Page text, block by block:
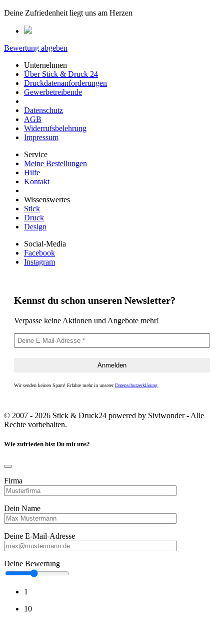
Deine Zufriedenheit liegt uns am Herzen
Bewertung abgeben
Unternehmen
Über Stick & Druck 24
Druckdatenanforderungen
Gewerbetreibende
Datenschutz
AGB
Widerrufsbelehrung
Impressum
Service
Meine Bestellungen
Hilfe
Kontakt
Wissenswertes
Stick
Druck
Design
Social-Media
Facebook
Instagram
Kennst du schon unseren Newsletter?
Verpasse keine Aktionen und Angebote mehr!
Wir senden keinen Spam! Erfahre mehr in unsererDatenschutzerklärung
© 2007 - 2026 Stick & Druck24 powered by Siviwonder - Alle
Rechte vorbehalten.
Wie zufrieden bist Du mit uns?
Firma
Dein Name
Deine E-Mail-Adresse
Deine Bewertung
1
10